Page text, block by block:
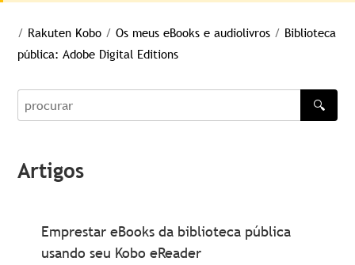
/ Rakuten Kobo / Os meus eBooks e audiolivros / Biblioteca
pública: Adobe Digital Editions
procurar
🔍
Artigos
Emprestar eBooks da biblioteca pública
usando seu Kobo eReader